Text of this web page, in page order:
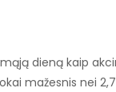
dieną kaip
mažesnis nei